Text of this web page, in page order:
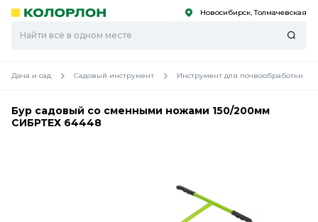
Скоро
Скоро Новосибирск, Толмачевская
Дача и сад Садовый инструмент Инструмент для почвообработки
Бур садовый со сменными ножами 150/200мм
СИБРТЕХ 64448